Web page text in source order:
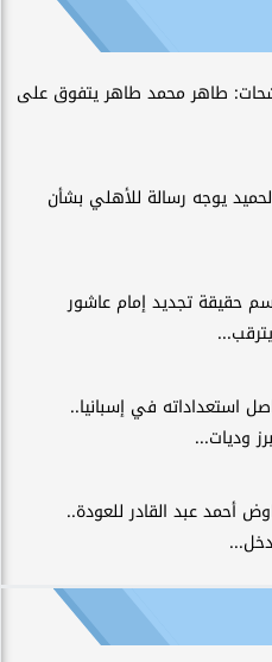
طاهر محمد طاهر يتفوق على
يوجه رسالة للأهلي بشأن
حقيقة تجديد إمام عاشور
استعداداته في إسبانيا..
وديات...
أحمد عبد القادر للعودة..